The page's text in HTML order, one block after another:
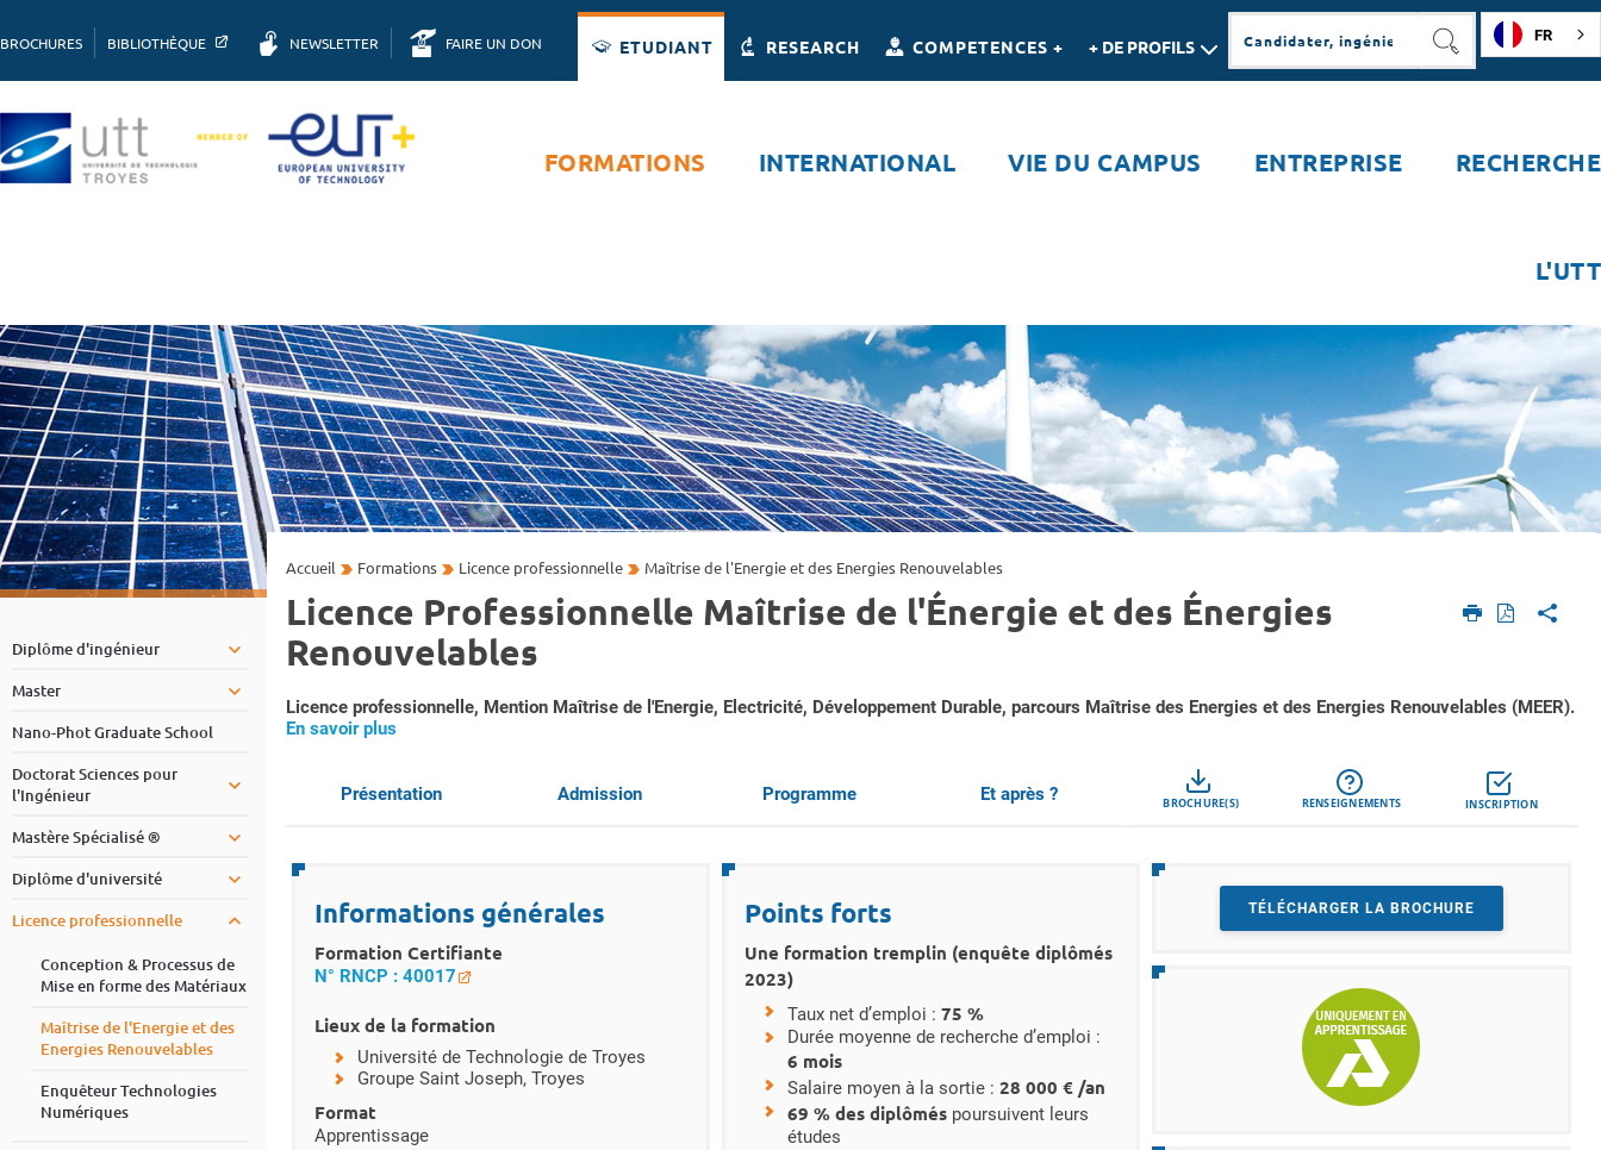
BROCHURES BIBLIOTHÈQUE NEWSLETTER FAIRE UN DON ETUDIANT RESEARCH COMPETENCES + + DE PROFILS
RECHERCHER
FR
FORMATIONS INTERNATIONAL VIE DU CAMPUS ENTREPRISE RECHERCHE
L'UTT
Diplôme d'ingénieur
Master
Nano-Phot Graduate School
Doctorat Sciences pour
l'Ingénieur
Mastère Spécialisé ®
Diplôme d'université
Licence professionnelle
Conception & Processus de
Mise en forme des Matériaux
Maîtrise de l'Energie et des
Energies Renouvelables
Enquêteur Technologies
Numériques
Accueil Formations Licence professionnelle Maîtrise de l'Energie et des Energies Renouvelables
Licence Professionnelle Maîtrise de l'Énergie et des Énergies
Renouvelables
Résumé
Licence professionnelle, Mention Maîtrise de l'Energie, Electricité, Développement Durable, parcours Maîtrise des Energies et des Energies Renouvelables (MEER).
En savoir plus
Présentation Admission Programme Et après ? Call to actions
BROCHURE(S) RENSEIGNEMENTS INSCRIPTION
Détails
Informations générales
Formation Certifiante
N° RNCP : 40017
Lieux de la formation
Université de Technologie de Troyes
Groupe Saint Joseph, Troyes
Format
Apprentissage
Points forts
Une formation tremplin (enquête diplômés
2023)
Taux net d’emploi :75 %
Durée moyenne de recherche d’emploi :
6 mois
Salaire moyen à la sortie :28 000 € /an
69 % des diplômés poursuivent leurs
études
TÉLÉCHARGER LA BROCHURE